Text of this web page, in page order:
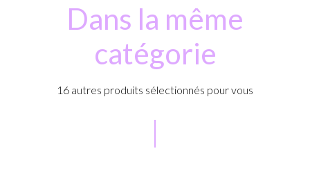
Dans la même
catégorie
16 autres produits sélectionnés pour vous